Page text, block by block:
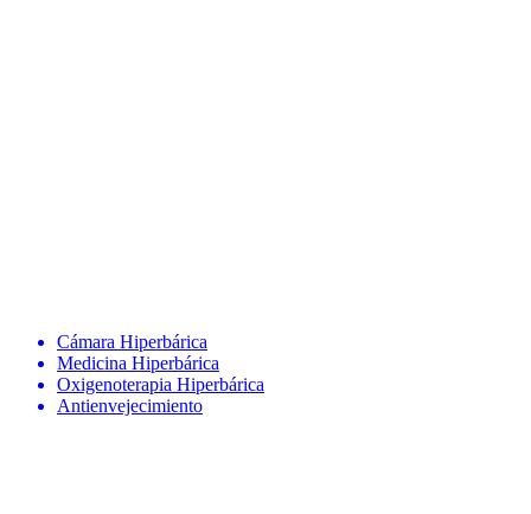
Cámara Hiperbárica
Medicina Hiperbárica
Oxigenoterapia Hiperbárica
Antienvejecimiento